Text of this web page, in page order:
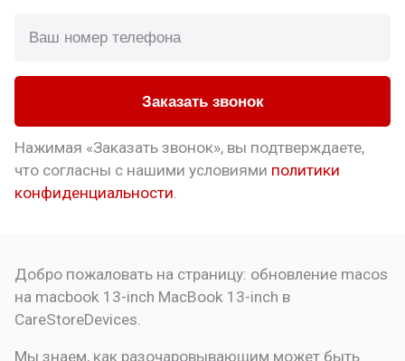
Заказать звонок
Нажимая «Заказать звонок», вы подтверждаете,
что согласны с нашими условиями политики
конфиденциальности.
Добро пожаловать на страницу: обновление macos
на macbook 13-inch MacBook 13-inch в
CareStoreDevices.
Мы знаем, как разочаровывающим может быть